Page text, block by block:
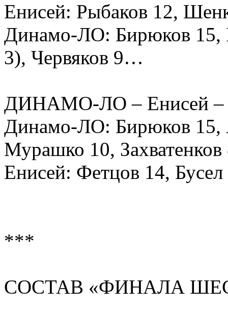
Енисей: Рыбаков 12,
Динамо-ЛО: Бирюков 15,
3), Червяков 9…
ДИНАМО-ЛО – Енисей –
Динамо-ЛО: Бирюков 15,
Мурашко 10,
Енисей: Фетцов 14,
***
СОСТАВ «ФИНАЛА